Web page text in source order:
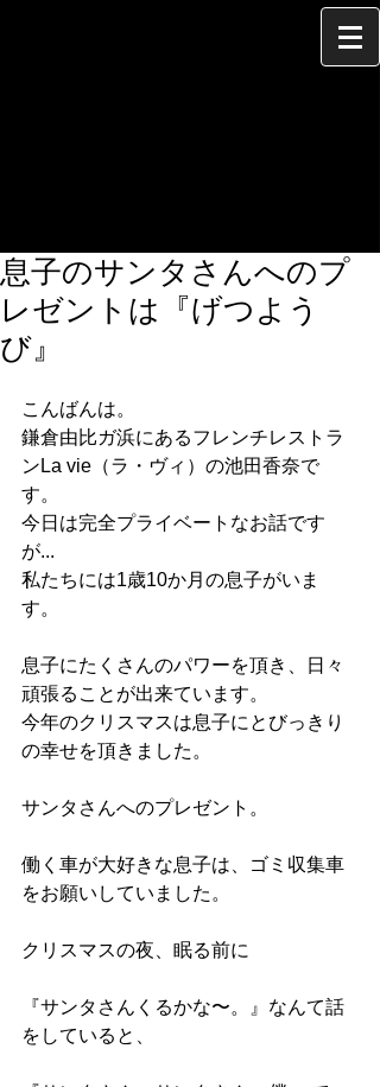
息子のサンタさんへのプ
レゼントは『げつよう
び』
こんばんは。
鎌倉由比ガ浜にあるフレンチレストラ
ンLa vie（ラ・ヴィ）の池田香奈で
す。
今日は完全プライベートなお話です
が...
私たちには1歳10か月の息子がいま
す。
息子にたくさんのパワーを頂き、日々
頑張ることが出来ています。
今年のクリスマスは息子にとびっきり
の幸せを頂きました。
サンタさんへのプレゼント。
働く車が大好きな息子は、ゴミ収集車
をお願いしていました。
クリスマスの夜、眠る前に
『サンタさんくるかな〜。』なんて話
をしていると、